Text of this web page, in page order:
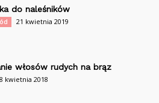
do naleśników
21 kwietnia 2019
włosów rudych na brąz
kwietnia 2018